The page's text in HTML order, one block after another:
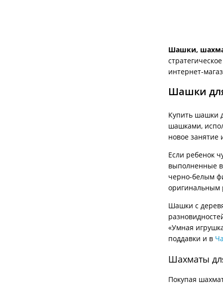
Шашки,
интернет-
Шашки
Купить шашки
шашками,
новое занятие
Если ребенок
выполненные
черно-белым
оригинальным
Шашки с
«Умная
поддавки и в
Шахматы
Покупая